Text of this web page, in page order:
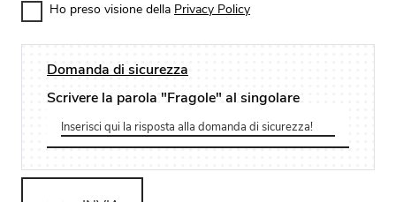
Ho preso visione della Privacy Policy
Domanda di sicurezza
Scrivere la parola "Fragole" al singolare